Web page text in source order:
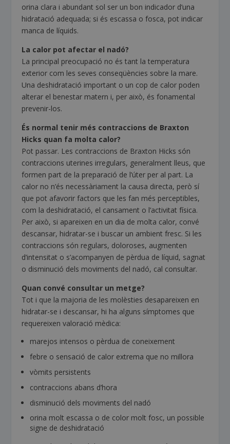
orina clara i abundant sol ser un bon indicador d’una
hidratació adequada; si és escassa o fosca, pot indicar
manca de líquids.
La calor pot afectar el nadó?
La principal preocupació no és tant la temperatura
exterior com les seves conseqüències sobre la mare.
Una deshidratació important o un cop de calor poden
alterar el benestar matern i, per això, és fonamental
prevenir-los.
És normal tenir més contraccions de Braxton
Hicks quan fa molta calor?
Pot passar. Les contraccions de Braxton Hicks són
contraccions uterines irregulars, generalment lleus, que
formen part de la preparació de l’úter per al part. La
calor no n’és necessàriament la causa directa, però sí
que pot afavorir factors que les fan més perceptibles,
com la deshidratació, el cansament o l’activitat física.
Per això, si apareixen en un dia de molta calor, convé
descansar, hidratar-se i buscar un ambient fresc. Si les
contraccions són regulars, doloroses, augmenten
d’intensitat o s’acompanyen de pèrdua de líquid, sagnat
o disminució dels moviments del nadó, cal consultar.
Quan convé consultar un metge?
Tot i que la majoria de les molèsties desapareixen en
hidratar-se i descansar, hi ha alguns símptomes que
requereixen valoració mèdica:
marejos intensos o pèrdua de coneixement
febre o sensació de calor extrema que no millora
vòmits persistents
contraccions abans d’hora
disminució dels moviments del nadó
orina molt escassa o de color molt fosc, un possible
signe de deshidratació